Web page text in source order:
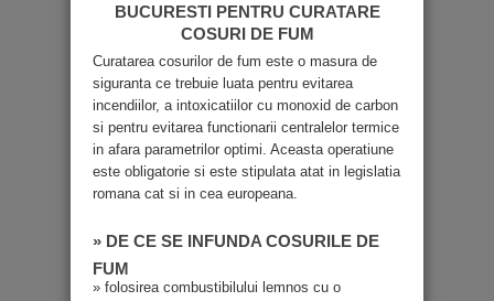
BUCURESTI PENTRU CURATARE
COSURI DE FUM
Curatarea cosurilor de fum este o masura de
siguranta ce trebuie luata pentru evitarea
incendiilor, a intoxicatiilor cu monoxid de carbon
si pentru evitarea functionarii centralelor termice
in afara parametrilor optimi. Aceasta operatiune
este obligatorie si este stipulata atat in legislatia
romana cat si in cea europeana.
» DE CE SE INFUNDA COSURILE DE
FUM
» folosirea combustibilului lemnos cu o